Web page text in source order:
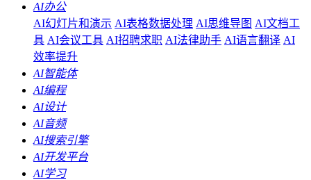
AI办公
AI幻灯片和演示 AI表格数据处理 AI思维导图 AI文档工
具 AI会议工具 AI招聘求职 AI法律助手 AI语言翻译 AI
效率提升
AI智能体
AI编程
AI设计
AI音频
AI搜索引擎
AI开发平台
AI学习